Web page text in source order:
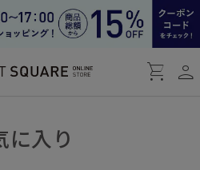
shopping_cart person
に入り